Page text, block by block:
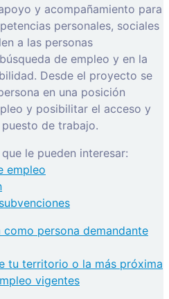
y acompañamiento para
personales, sociales
a las personas
de empleo y en la
Desde el proyecto se
en una posición
y posibilitar el acceso y
puesto de trabajo.
le pueden interesar:
empleo
persona demandante
tu territorio o la más próxima
vigentes